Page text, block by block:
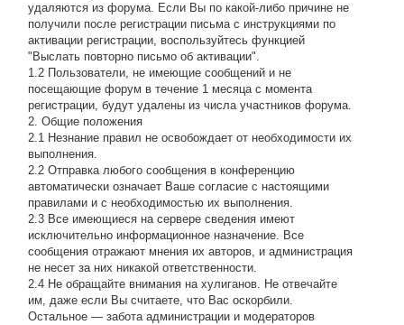
удаляются из форума. Если Вы по какой-либо причине не
получили после регистрации письма с инструкциями по
активации регистрации, воспользуйтесь функцией
"Выслать повторно письмо об активации".
1.2 Пользователи, не имеющие сообщений и не
посещающие форум в течение 1 месяца с момента
регистрации, будут удалены из числа участников форума.
2. Общие положения
2.1 Hезнание правил не освобождает от необходимости их
выполнения.
2.2 Отправка любого сообщения в конференцию
автоматически означает Ваше согласие с настоящими
правилами и с необходимостью их выполнения.
2.3 Все имеющиеся на сервере сведения имеют
исключительно информационное назначение. Все
сообщения отражают мнения их авторов, и администрация
не несет за них никакой ответственности.
2.4 Не обращайте внимания на хулиганов. Не отвечайте
им, даже если Вы считаете, что Вас оскорбили.
Остальное — забота администрации и модераторов